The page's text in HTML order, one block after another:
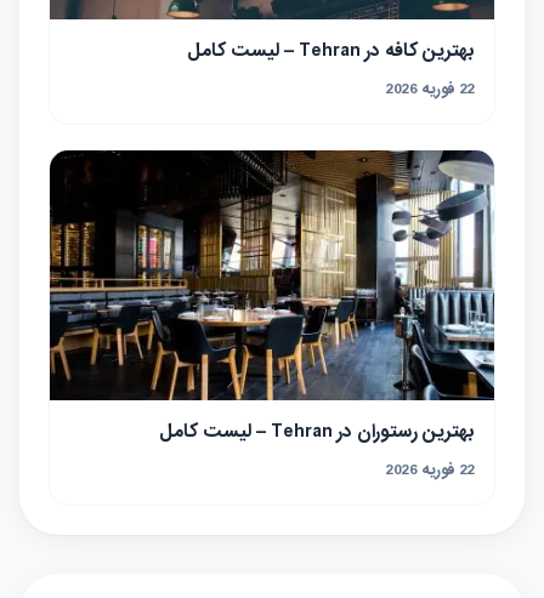
بهترین کافه در Tehran – لیست کامل
22 فوریه 2026
بهترین رستوران در Tehran – لیست کامل
22 فوریه 2026